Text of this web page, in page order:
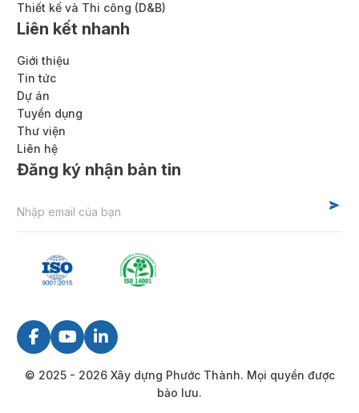
Thiết kế và Thi công (D&B)
Liên kết nhanh
Giới thiệu
Tin tức
Dự án
Tuyển dụng
Thư viện
Liên hệ
Đăng ký nhận bản tin
© 2025 - 2026 Xây dựng Phước Thành. Mọi quyền được
bảo lưu.